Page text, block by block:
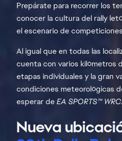
Prepárate para recorrer los
conocer la cultura del rally
el escenario de
Al igual que en todas las
cuenta con varios kilómetros
etapas individuales y la gran
condiciones meteorológicas
esperar deEA SPORTS™ WRC.
Nueva